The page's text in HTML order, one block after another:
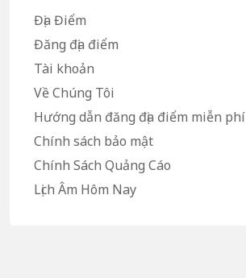
Địa Điểm
Đăng địa điểm
Tài khoản
Về Chúng Tôi
Hướng dẫn đăng địa điểm miễn phí
Chính sách bảo mật
Chính Sách Quảng Cáo
Lịch Âm Hôm Nay